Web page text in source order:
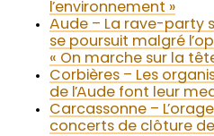
l’environnement »
Aude – La rave-party
se poursuit malgré
« On marche sur la
Corbières – Les
de l’Aude font leur
Carcassonne –
concerts de clôture de